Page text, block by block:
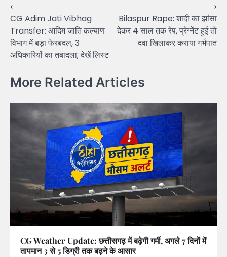
Post
navigation
⟵
CG Adim Jati Vibhag
Transfer: आदिम जाति कल्याण
विभाग में बड़ा फेरबदल, 3
अधिकारियों का तबादला; देखें लिस्ट
Bilaspur Rape: शादी का झांसा
देकर 4 साल तक रेप, प्रेग्नेंट हुई तो
दवा खिलाकर कराया गर्भपात
⟶
More Related Articles
CG Weather Update: छत्तीसगढ़ में बढ़ेगी गर्मी, अगले 7 दिनों में
तापमान 3 से 5 डिग्री तक बढ़ने के आसार